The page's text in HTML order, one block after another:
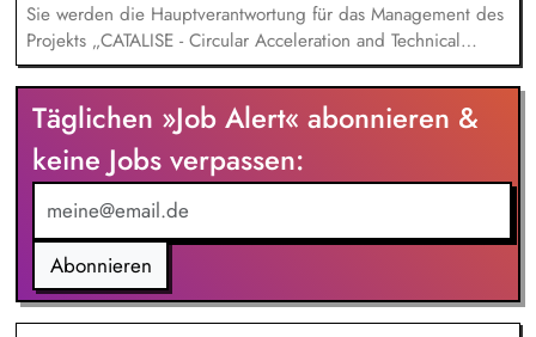
Sie werden die Hauptverantwortung für das Management des
Projekts „CATALISE - Circular Acceleration and Technical
Assistance for Local Innovation and Sustainable Enterprises
Täglichen »Job Alert« abonnieren &
keine Jobs verpassen:
Abonnieren